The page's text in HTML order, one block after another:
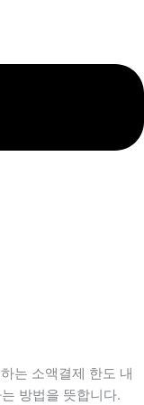
는 소액결제 한도 내
방법을 뜻합니다.